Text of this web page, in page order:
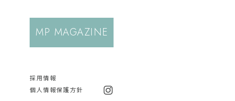
MP MAGAZINE
採用情報
個人情報保護方針